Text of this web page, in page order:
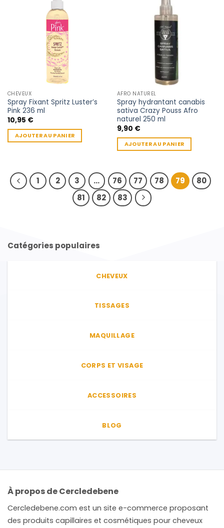
CHEVEUX
Spray Fixant Spritz Luster’s
Pink 236 ml
10,95 €
AJOUTER AU PANIER
AFRO NATUREL
Spray hydrantant canabis
sativa Crazy Pouss Afro
naturel 250 ml
9,90 €
AJOUTER AU PANIER
1 2 3 … 76 77 78 79
80
81
82 83
Catégories populaires
CHEVEUX
TISSAGES
MAQUILLAGE
CORPS ET VISAGE
ACCESSOIRES
BLOG
À propos de Cercledebene
Cercledebene.com est un site e-commerce proposant
des produits capillaires et cosmétiques pour cheveux